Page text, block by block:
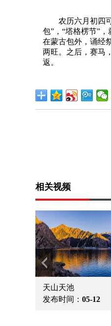
农历六月初四可
包”，“塔格楞节”
在蒙古包外，诵经
两旺。之后，赛马
返。
相关视频
赛里木湖
发布时间：05-12